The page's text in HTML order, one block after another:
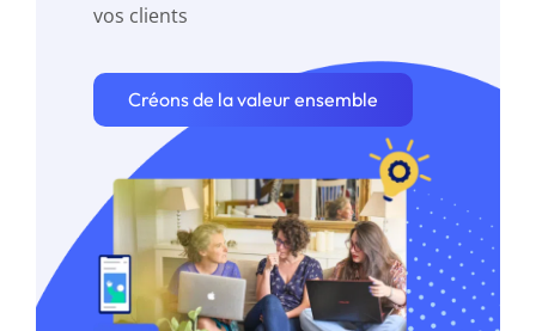
vos clients
Créons de la valeur ensemble